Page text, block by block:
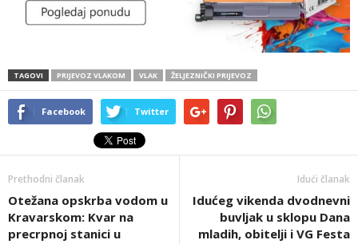
TAGOVI PRIJEVOZ VLAKOM VLAK ŽELJEZNIČKI PRIJEVOZ
Facebook Twitter
Prethodni članak
Otežana opskrba vodom u
Kravarskom: Kvar na
precrpnoj stanici u
Idući članak
Idućeg vikenda dvodnevni
buvljak u sklopu Dana
mladih, obitelji i VG Festa